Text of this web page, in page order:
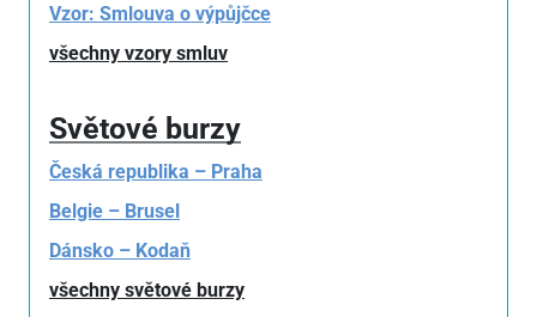
Vzor: Smlouva o výpůjčce
všechny vzory smluv
Světové burzy
Česká republika – Praha
Belgie – Brusel
Dánsko – Kodaň
všechny světové burzy